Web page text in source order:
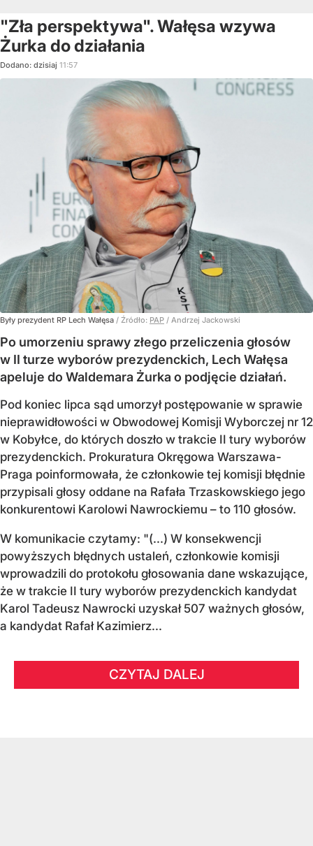
"Zła perspektywa". Wałęsa wzywa
Żurka do działania
Dodano: dzisiaj 11:57
Były prezydent RP Lech Wałęsa / Źródło: PAP / Andrzej Jackowski
Po umorzeniu sprawy złego przeliczenia głosów
w II turze wyborów prezydenckich, Lech Wałęsa
apeluje do Waldemara Żurka o podjęcie działań.
Pod koniec lipca sąd umorzył postępowanie w sprawie
nieprawidłowości w Obwodowej Komisji Wyborczej nr 12
w Kobyłce, do których doszło w trakcie II tury wyborów
prezydenckich. Prokuratura Okręgowa Warszawa-
Praga poinformowała, że członkowie tej komisji błędnie
przypisali głosy oddane na Rafała Trzaskowskiego jego
konkurentowi Karolowi Nawrockiemu – to 110 głosów.
W komunikacie czytamy: "(...) W konsekwencji
powyższych błędnych ustaleń, członkowie komisji
wprowadzili do protokołu głosowania dane wskazujące,
że w trakcie II tury wyborów prezydenckich kandydat
Karol Tadeusz Nawrocki uzyskał 507 ważnych głosów,
a kandydat Rafał Kazimierz...
CZYTAJ DALEJ